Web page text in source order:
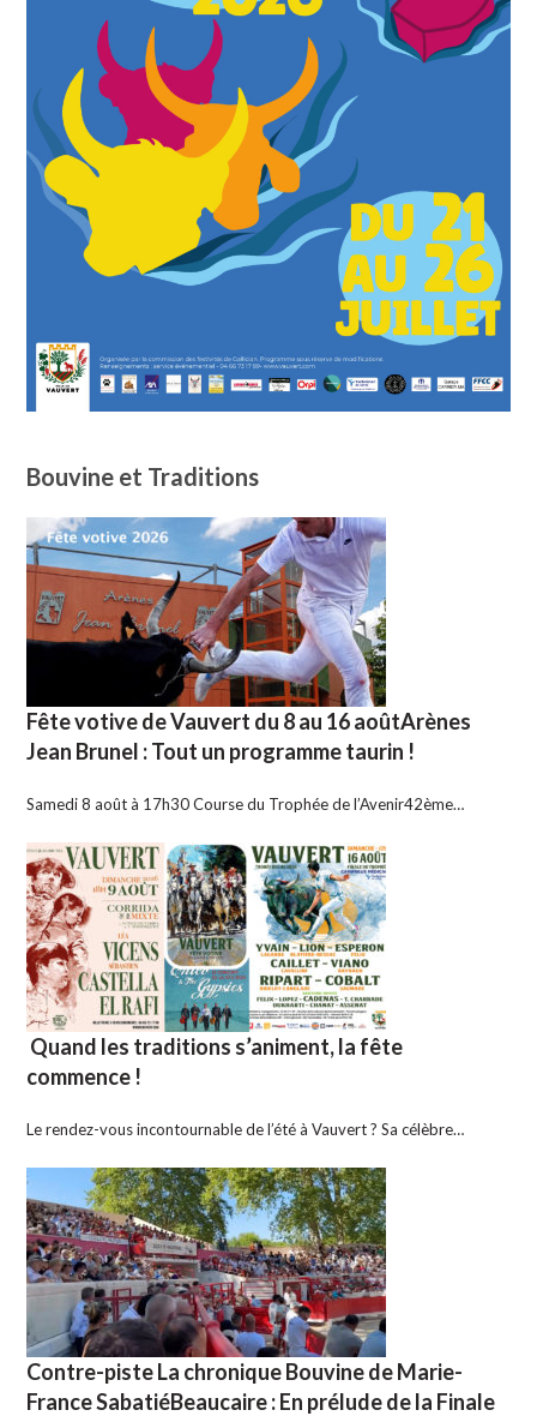
Bouvine et Traditions
Fête votive de Vauvert du 8 au 16 aoûtArènes
Jean Brunel : Tout un programme taurin !
Samedi 8 août à 17h30 Course du Trophée de l’Avenir42ème…
Quand les traditions s’animent, la fête
commence !
Le rendez-vous incontournable de l’été à Vauvert ? Sa célèbre…
Contre-piste La chronique Bouvine de Marie-
France SabatiéBeaucaire : En prélude de la Finale